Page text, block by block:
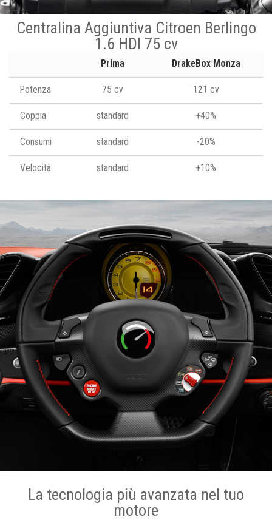
Centralina Aggiuntiva Citroen Berlingo
1.6 HDI 75 cv
Prima DrakeBox Monza
Potenza 75 cv 121 cv
Coppia standard +40%
Consumi standard -20%
Velocità standard +10%
La tecnologia più avanzata nel tuo
motore